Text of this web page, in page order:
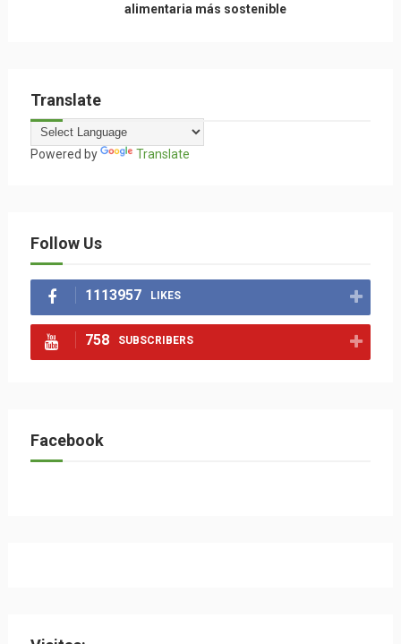
alimentaria más sostenible
Translate
Powered by Translate
Follow Us
1113957 LIKES
758 SUBSCRIBERS
Facebook